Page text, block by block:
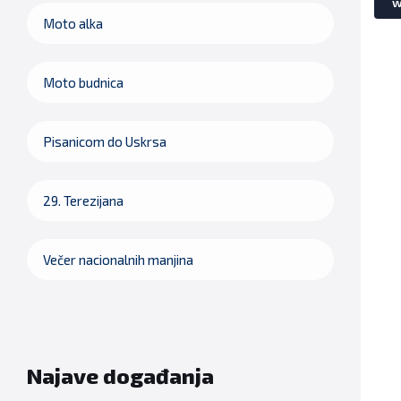
Moto alka
Moto budnica
Pisanicom do Uskrsa
29. Terezijana
Večer nacionalnih manjina
Najave događanja